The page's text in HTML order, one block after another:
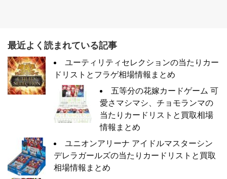
最近よく読まれている記事
ユーティリティセレクションの当たりカー
ドリストとフラゲ相場情報まとめ
五等分の花嫁カードゲーム 可
愛さマシマシ、チョモランマの
当たりカードリストと買取相場
情報まとめ
ユニオンアリーナ アイドルマスターシン
デレラガールズの当たりカードリストと買取
相場情報まとめ